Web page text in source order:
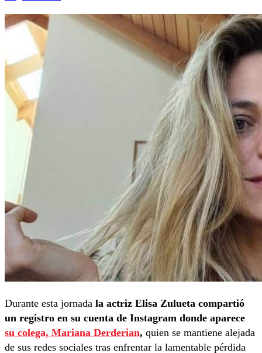
Durante esta jornada la actriz Elisa Zulueta compartió
un registro en su cuenta de Instagram donde aparece
su colega, Mariana Derderian, quien se mantiene alejada
de sus redes sociales tras enfrentar la lamentable pérdida